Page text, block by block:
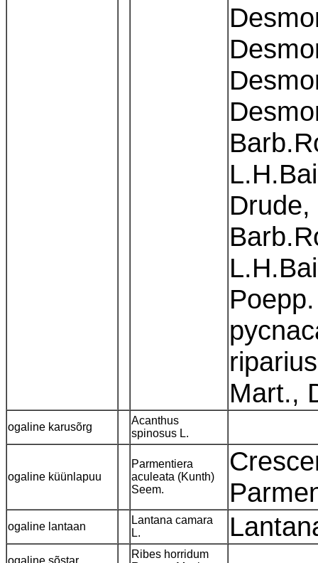
Mart.,
ogaline karusõrg
Acanthus
spinosus L.
ogaline küünlapuu
Parmentiera
aculeata (Kunth)
Seem.
ogaline lantaan
Lantana camara
L.
ogaline sõstar
Ribes horridum